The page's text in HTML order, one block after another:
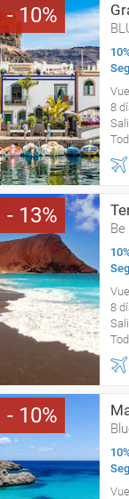
10
8
13
8
10